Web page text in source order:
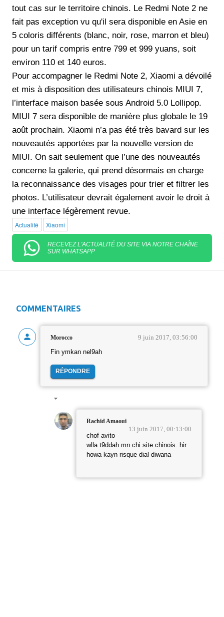
tout cas sur le territoire chinois. Le Redmi Note 2 ne
fait pas exception vu qu'il sera disponible en Asie en
5 coloris différents (blanc, noir, rose, marron et bleu)
pour un tarif compris entre 799 et 999 yuans, soit
environ 110 et 140 euros.
Pour accompagner le Redmi Note 2, Xiaomi a dévoilé
et mis à disposition des utilisateurs chinois MIUI 7,
l’interface maison basée sous Android 5.0 Lollipop.
MIUI 7 sera disponible de manière plus globale le 19
août prochain. Xiaomi n’a pas été très bavard sur les
nouveautés apportées par la nouvelle version de
MIUI. On sait seulement que l’une des nouveautés
concerne la galerie, qui prend désormais en charge
la reconnaissance des visages pour trier et filtrer les
photos. L’utilisateur devrait également avoir le droit à
une interface légèrement revue.
Actualité Xiaomi
RECEVEZ L'ACTUALITÉ DU SITE VIA NOTRE CHAÎNE
SUR WHATSAPP
COMMENTAIRES
Morocco 9 juin 2017, 03:56:00
Fin ymkan nel9ah
RÉPONDRE
Rachid Amaoui
13 juin 2017, 00:13:00
chof avito
wlla t9ddah mn chi site chinois. hir
howa kayn risque dial diwana